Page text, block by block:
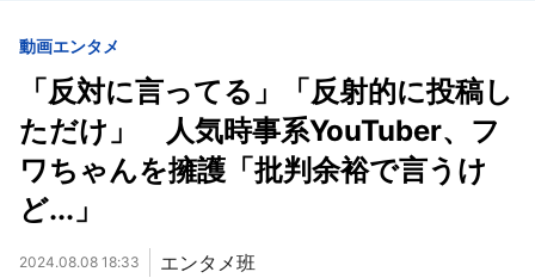
動画エンタメ
「反対に言ってる」「反射的に投稿し
ただけ」 人気時事系YouTuber、フ
ワちゃんを擁護「批判余裕で言うけ
ど...」
2024.08.08 18:33 エンタメ班